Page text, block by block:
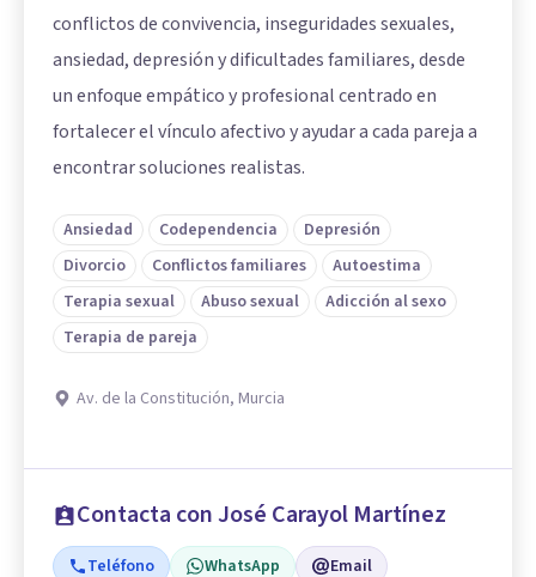
conflictos de convivencia, inseguridades sexuales,
ansiedad, depresión y dificultades familiares, desde
un enfoque empático y profesional centrado en
fortalecer el vínculo afectivo y ayudar a cada pareja a
encontrar soluciones realistas.
Ansiedad Codependencia
Depresión
Divorcio
Conflictos familiares
Autoestima
Terapia sexual
Abuso sexual
Adicción al sexo
Terapia de pareja
Av. de la Constitución, Murcia
Contacta con José Carayol Martínez
Teléfono WhatsApp Email